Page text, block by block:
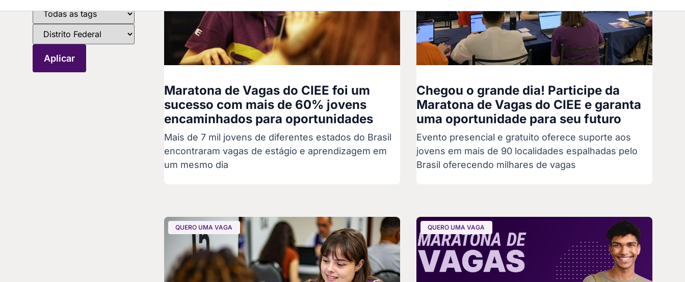
Maratona de Vagas do CIEE foi um
sucesso com mais de 60% jovens
encaminhados para oportunidades
Mais de 7 mil jovens de diferentes estados do Brasil
encontraram vagas de estágio e aprendizagem em
um mesmo dia
Chegou o grande dia! Participe da
Maratona de Vagas do CIEE e garanta
uma oportunidade para seu futuro
Evento presencial e gratuito oferece suporte aos
jovens em mais de 90 localidades espalhadas pelo
Brasil oferecendo milhares de vagas
QUERO UMA VAGA QUERO UMA VAGA